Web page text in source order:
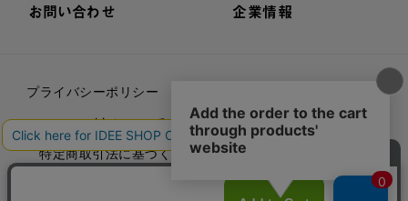
お問い合わせ 企業情報
プライバシーポリシー
ご利用規約
cookieについて
セキュリティーについて
特定商取引法に基づく表示
古物営業法に基づく表示